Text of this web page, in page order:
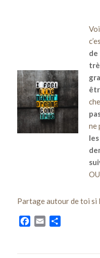
ne
Partage autour de toi si
Facebook
Email